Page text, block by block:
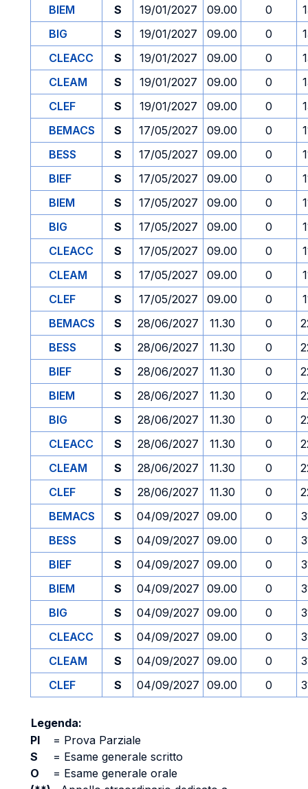
BIEM
S 19/01/2027 09.00 0
BIG
S 19/01/2027 09.00 0
CLEACC
S 19/01/2027 09.00 0
CLEAM
S 19/01/2027 09.00 0
CLEF
S 19/01/2027 09.00 0
BEMACS
S 17/05/2027 09.00 0
BESS
S 17/05/2027 09.00 0
BIEF
S 17/05/2027 09.00 0
BIEM
S 17/05/2027 09.00 0
BIG
S 17/05/2027 09.00 0
CLEACC
S 17/05/2027 09.00 0
CLEAM
S 17/05/2027 09.00 0
CLEF
S 17/05/2027 09.00 0
BEMACS
S 28/06/2027 11.30 0
BESS
S 28/06/2027 11.30 0
BIEF
S 28/06/2027 11.30 0
BIEM
S 28/06/2027 11.30 0
BIG
S 28/06/2027 11.30 0
CLEACC
S 28/06/2027 11.30 0
CLEAM
S 28/06/2027 11.30 0
CLEF
S 28/06/2027 11.30 0
BEMACS
S 04/09/2027 09.00 0
BESS
S 04/09/2027 09.00 0
BIEF
S 04/09/2027 09.00 0
BIEM
S 04/09/2027 09.00 0
BIG
S 04/09/2027 09.00 0
CLEACC
S 04/09/2027 09.00 0
CLEAM
S 04/09/2027 09.00 0
CLEF
S 04/09/2027 09.00 0
Legenda:
PI
= Prova Parziale
S
= Esame generale scritto
O
= Esame generale orale